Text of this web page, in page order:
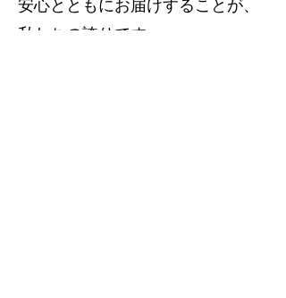
安心とともにお届けすることが、
私たちの誇りです。